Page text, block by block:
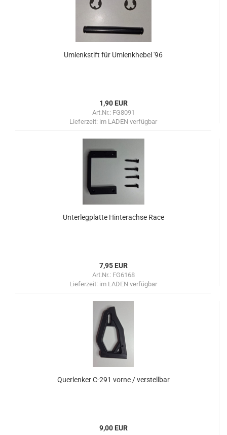
Umlenkstift für Umlenkhebel '96
1,90 EUR
Art.Nr.: FG8091
Lieferzeit: im LADEN verfügbar
Unterlegplatte Hinterachse Race
7,95 EUR
Art.Nr.: FG6168
Lieferzeit: im LADEN verfügbar
Querlenker C-291 vorne / verstellbar
9,00 EUR